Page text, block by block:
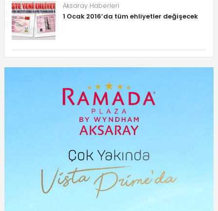
Aksaray Haberleri
1 Ocak 2016’da tüm ehliyetler değişecek